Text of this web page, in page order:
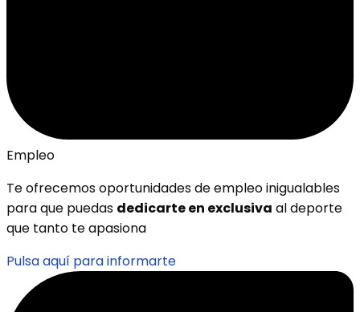
Empleo
Te ofrecemos oportunidades de empleo inigualables
para que puedas dedicarte en exclusiva al deporte
que tanto te apasiona
Pulsa aquí para informarte